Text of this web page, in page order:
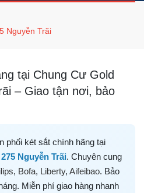
Nguyễn Trãi
tại Chung Cư Gold
– Giao tận nơi, bảo
phối két sắt chính hãng tại
Nguyễn Trãi. Chuyên cung
, Bofa, Liberty, Aifeibao. Bảo
Miễn phí giao hàng nhanh